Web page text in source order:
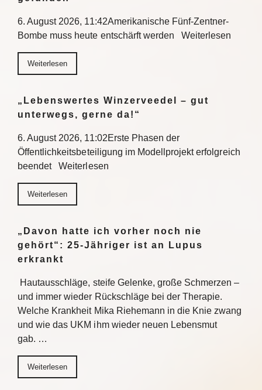
6. August 2026, 11:42Amerikanische Fünf-Zentner-
Bombe muss heute entschärft werden Weiterlesen
Weiterlesen
„Lebenswertes Winzerveedel – gut
unterwegs, gerne da!“
6. August 2026, 11:02Erste Phasen der
Öffentlichkeitsbeteiligung im Modellprojekt erfolgreich
beendet Weiterlesen
Weiterlesen
„Davon hatte ich vorher noch nie
gehört“: 25-Jähriger ist an Lupus
erkrankt
Hautausschläge, steife Gelenke, große Schmerzen –
und immer wieder Rückschläge bei der Therapie.
Welche Krankheit Mika Riehemann in die Knie zwang
und wie das UKM ihm wieder neuen Lebensmut
gab. …
Weiterlesen